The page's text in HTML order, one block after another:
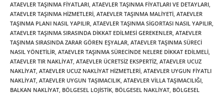
ATAEVLER TAŞINMA FIYATLARI, ATAEVLER TAŞINMA FIYATLARI VE DETAYLARI,
ATAEVLER TAŞINMA HIZMETLERI, ATAEVLER TAŞINMA MALIYETI, ATAEVLER
TAŞINMA PLANI NASIL YAPILIR, ATAEVLER TAŞINMA SIGORTASI NASIL YAPILIR,
ATAEVLER TAŞINMA SIRASINDA DIKKAT EDILMESI GEREKENLER, ATAEVLER
TAŞINMA SIRASINDA ZARAR GÖREN EŞYALAR, ATAEVLER TAŞINMA SÜRECI
NASIL YÖNETILIR, ATAEVLER TAŞINMA SÜRECINDE NELERE DIKKAT EDILMELI,
ATAEVLER TIR NAKLIYAT, ATAEVLER ÜCRETSIZ EKSPERTIZ, ATAEVLER UCUZ
NAKLIYAT, ATAEVLER UCUZ NAKLIYAT HIZMETLERI, ATAEVLER UYGUN FIYATLI
NAKLIYAT, ATAEVLER UYGUN TAŞIMACILIK, ATAEVLER VILLA TAŞIMACILIĞI,
BALKAN NAKLIYAT, BÖLGESEL LOJISTIK, BÖLGESEL NAKLIYAT, BÖLGESEL